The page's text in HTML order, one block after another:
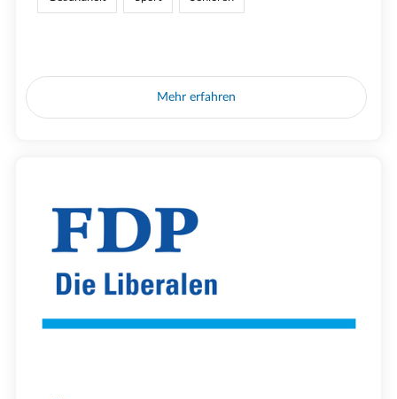
Mehr erfahren